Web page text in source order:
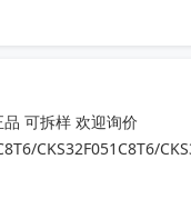
104YG2B
TL494IDR
CKS32F051C8T6/